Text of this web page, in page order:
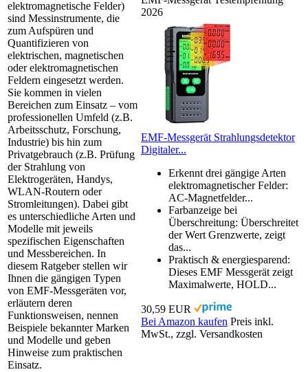
elektromagnetische Felder)
sind Messinstrumente, die
zum Aufspüren und
Quantifizieren von
elektrischen, magnetischen
oder elektromagnetischen
Feldern eingesetzt werden.
Sie kommen in vielen
Bereichen zum Einsatz – vom
professionellen Umfeld (z.B.
Arbeitsschutz, Forschung,
Industrie) bis hin zum
Privatgebrauch (z.B. Prüfung
der Strahlung von
Elektrogeräten, Handys,
WLAN-Routern oder
Stromleitungen). Dabei gibt
es unterschiedliche Arten und
Modelle mit jeweils
spezifischen Eigenschaften
und Messbereichen. In
diesem Ratgeber stellen wir
Ihnen die gängigen Typen
von EMF-Messgeräten vor,
erläutern deren
Funktionsweisen, nennen
Beispiele bekannter Marken
und Modelle und geben
Hinweise zum praktischen
Einsatz.
2026
EMF-Messgerät Strahlungsdetektor
Digitaler...
Erkennt drei gängige Arten
elektromagnetischer Felder:
AC-Magnetfelder...
Farbanzeige bei
Überschreitung: Überschreitet
der Wert Grenzwerte, zeigt
das...
Praktisch & energiesparend:
Dieses EMF Messgerät zeigt
Maximalwerte, HOLD...
30,59 EUR
Bei Amazon kaufen Preis inkl.
MwSt., zzgl. Versandkosten